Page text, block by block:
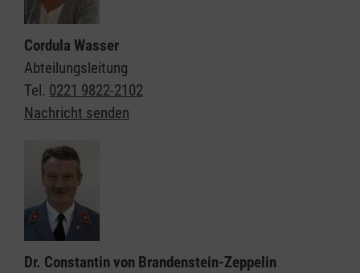
Cordula Wasser
Abteilungsleitung
Tel. 0221 9822-2102
Nachricht senden
Dr. Constantin von Brandenstein-Zeppelin